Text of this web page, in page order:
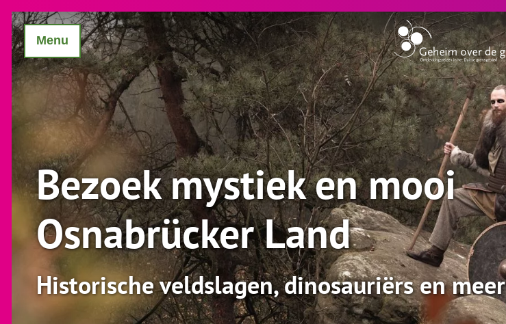
Menu
Bezoek mystiek en mooi
Osnabrücker Land
Historische veldslagen, dinosauriërs en meer